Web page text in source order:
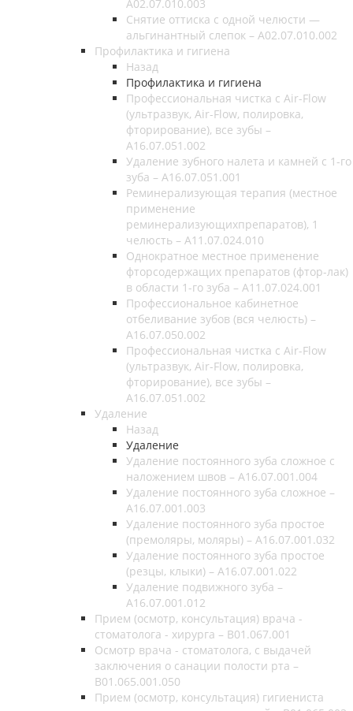
A02.07.010.003
Снятие оттиска с одной челюсти —
альгинантный слепок – A02.07.010.002
Профилактика и гигиена
Назад
Профилактика и гигиена
Профессиональная чистка с Air-Flow
(ультразвук, Air-Flow, полировка,
фторирование), все зубы –
A16.07.051.002
Удаление зубного налета и камней с 1-го
зуба – А16.07.051.001
Реминерализующая терапия (местное
применение
реминерализующихпрепаратов), 1
челюсть – А11.07.024.010
Однократное местное применение
фторсодержащих препаратов (фтор-лак)
в области 1-го зуба – А11.07.024.001
Профессиональное кабинетное
отбеливание зубов (вся челюсть) –
А16.07.050.002
Профессиональная чистка с Air-Flow
(ультразвук, Air-Flow, полировка,
фторирование), все зубы –
A16.07.051.002
Удаление
Назад
Удаление
Удаление постоянного зуба сложное с
наложением швов – A16.07.001.004
Удаление постоянного зуба сложное –
A16.07.001.003
Удаление постоянного зуба простое
(премоляры, моляры) – A16.07.001.032
Удаление постоянного зуба простое
(резцы, клыки) – A16.07.001.022
Удаление подвижного зуба –
A16.07.001.012
Прием (осмотр, консультация) врача -
стоматолога - хирурга – B01.067.001
Осмотр врача - стоматолога, с выдачей
заключения о санации полости рта –
B01.065.001.050
Прием (осмотр, консультация) гигиениста